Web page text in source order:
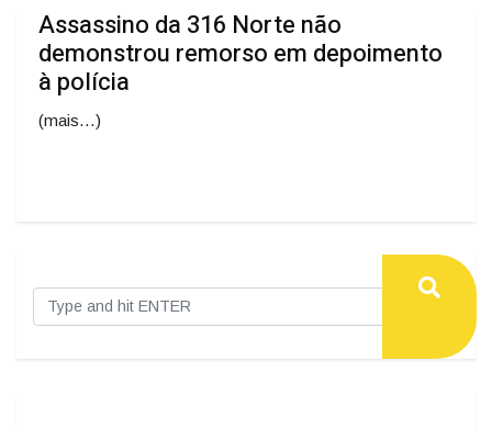
Assassino da 316 Norte não
demonstrou remorso em depoimento
à polícia
(mais…)